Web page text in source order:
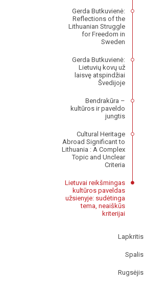
Gerda Butkuvienė:
Reflections of the
Lithuanian Struggle
for Freedom in
Sweden
Gerda Butkuvienė:
Lietuvių kovų už
laisvę atspindžiai
Švedijoje
Bendrakūra –
kultūros ir paveldo
jungtis
Cultural Heritage
Abroad Significant to
Lithuania : A Complex
Topic and Unclear
Criteria
Lietuvai reikšmingas
kultūros paveldas
užsienyje: sudėtinga
tema, neaiškūs
kriterijai
Lapkritis
Spalis
Rugsėjis